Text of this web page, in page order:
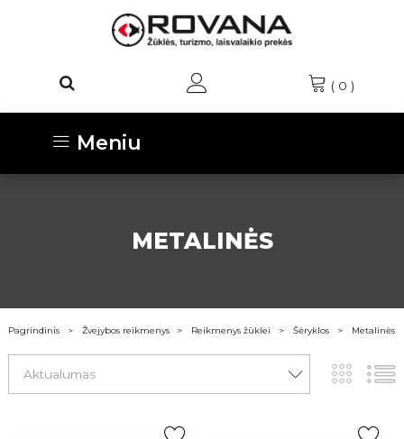
( 0 )
Meniu
METALINĖS
Pagrindinis Žvejybos reikmenys Reikmenys žūklei Šėryklos Metalinės
Aktualumas